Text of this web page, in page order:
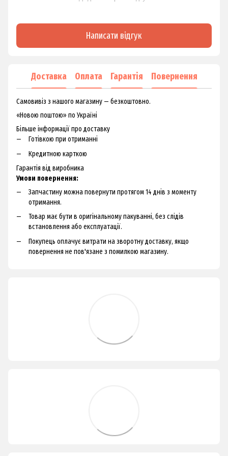
Написати відгук
Доставка Оплата Гарантія Повернення
Самовивіз з нашого магазину — безкоштовно.
«Новою поштою» по Україні
Більше інформації про доставку
Готівкою при отриманні
Кредитною карткою
Гарантія від виробника
Умови повернення:
Запчастину можна повернути протягом 14 днів з моменту
отримання.
Товар має бути в оригінальному пакуванні, без слідів
встановлення або експлуатації.
Покупець оплачує витрати на зворотну доставку, якщо
повернення не пов'язане з помилкою магазину.